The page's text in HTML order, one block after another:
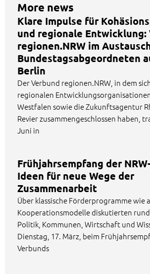
More news
Klare Impulse für
und regionale Entwicklung:
regionen.NRW im
Bundestagsabgeordneten
Berlin
Der Verbund regionen.NRW, in dem
regionalen
Westfalen sowie die Zukunftsagentur
Revier zusammengeschlossen haben,
Juni in
Frühjahrsempfang der
Ideen für neue Wege der
Zusammenarbeit
Über klassische Förderprogramme wie
Kooperationsmodelle diskutierten rund
Politik, Kommunen, Wirtschaft und
Dienstag, 17. März, beim
Verbunds